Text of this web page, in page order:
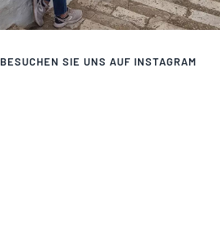
BESUCHEN SIE UNS AUF INSTAGRAM